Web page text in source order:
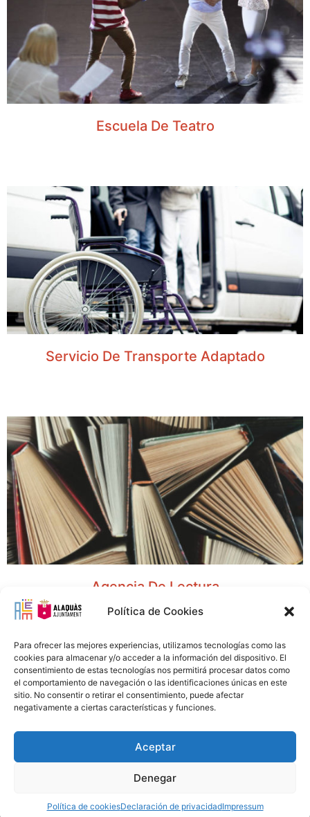
Política de Cookies
Para ofrecer las mejores experiencias, utilizamos tecnologías como las
cookies para almacenar y/o acceder a la información del dispositivo. El
consentimiento de estas tecnologías nos permitirá procesar datos como
el comportamiento de navegación o las identificaciones únicas en este
sitio. No consentir o retirar el consentimiento, puede afectar
negativamente a ciertas características y funciones.
Aceptar
Denegar
Política de cookiesDeclaración de privacidadImpressum
Escuela De Teatro
Servicio De Transporte Adaptado
Agencia De Lectura
Política Cookies
info@alem.alaquas.org